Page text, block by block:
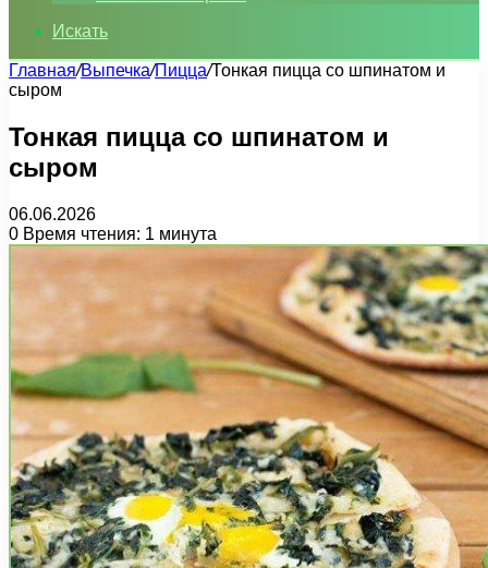
Искать
Главная/Выпечка/Пицца/Тонкая пицца со шпинатом и
сыром
Тонкая пицца со шпинатом и
сыром
06.06.2026
0 Время чтения: 1 минута